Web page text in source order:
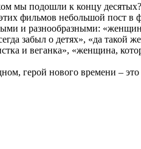
мы подошли к концу десятых?
фильмов небольшой пост
и разнообразными:
забыл о детях», «да
и веганка», «женщина,
герой нового времени –